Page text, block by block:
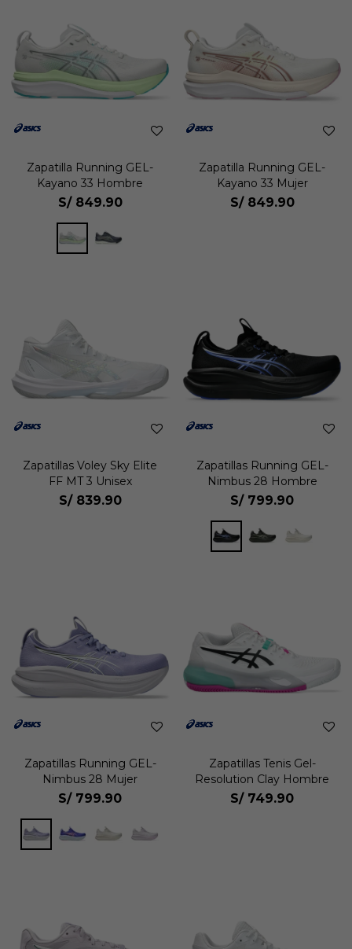
Zapatilla Running GEL-
Kayano 33 Hombre
S/ 849.90
Zapatilla Running GEL-
Kayano 33 Mujer
S/ 849.90
Zapatillas Voley Sky Elite
FF MT 3 Unisex
S/ 839.90
Zapatillas Running GEL-
Nimbus 28 Hombre
S/ 799.90
Zapatillas Running GEL-
Nimbus 28 Mujer
S/ 799.90
Zapatillas Tenis Gel-
Resolution Clay Hombre
S/ 749.90